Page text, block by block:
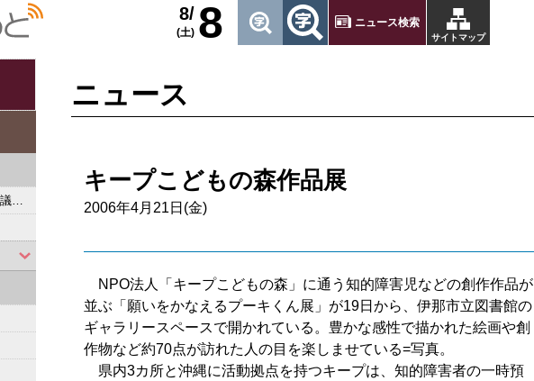
サイトマップ
ニュース検索
8
8/
(土)
2026年 伊那市長・市議会議員選挙
ニュース
キープこどもの森作品展
2006年4月21日(金)
NPO法人「キープこどもの森」に通う知的障害児などの創作作品が
並ぶ「願いをかなえるプーキくん展」が19日から、伊那市立図書館の
ギャラリースペースで開かれている。豊かな感性で描かれた絵画や創
作物など約70点が訪れた人の目を楽しませている=写真。
県内3カ所と沖縄に活動拠点を持つキープは、知的障害者の一時預